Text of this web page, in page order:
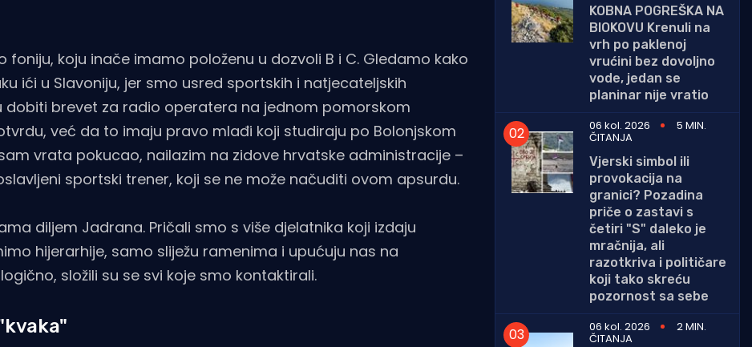
koju inače imamo položenu u dozvoli B i C. Gledamo kako
ići u Slavoniju, jer smo usred sportskih i natjecateljskih
brevet za radio operatera na jednom pomorskom
već da to imaju pravo mlađi koji studiraju po Bolonjskom
vrata pokucao, nailazim na zidove hrvatske administracije –
sportski trener, koji se ne može načuditi ovom apsurdu.
diljem Jadrana. Pričali smo s više djelatnika koji izdaju
hijerarhije, samo sliježu ramenima i upućuju nas na
složili su se svi koje smo kontaktirali.
KOBNA POGREŠKA NA
BIOKOVU Krenuli na
vrh po paklenoj
vrućini bez dovoljno
vode, jedan se
planinar nije vratio
06 kol. 2026
5 MIN.
ČITANJA
Vjerski simbol ili
provokacija na
granici? Pozadina
priče o zastavi s
četiri "S" daleko je
mračnija, ali
razotkriva i političare
koji tako skreću
pozornost sa sebe
06 kol. 2026
2 MIN.
ČITANJA